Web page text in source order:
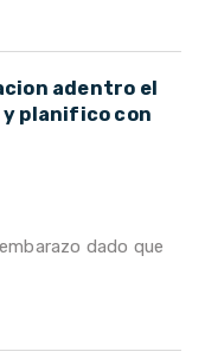
adentro el
planifico con
dado que